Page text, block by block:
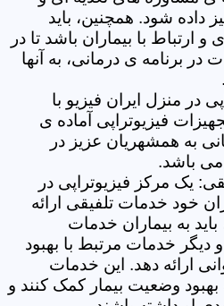
داده شود. همچنین، باید
ارتباط با بیماران باشد تا در
در برنامه ی درمانی، به آنها
در منزل ایران فیزیو با
فیزیوتراپی آماده ی
به همشهریان عزیز در
باشد.
یک مرکز فیزیوتراپی در
خود خدمات تلفیقی ارائه
به بیماران خدمات
دیگر خدمات مرتبط با بهبود
ارائه دهد. این خدمات
بهبود وضعیت بیمار کمک کنند و